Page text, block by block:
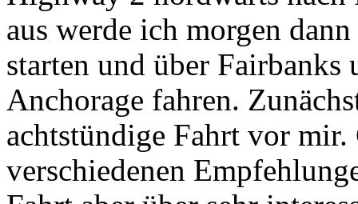
aus werde ich morgen
starten und über Fairbanks
Anchorage fahren.
achtstündige Fahrt vor mir.
verschiedenen